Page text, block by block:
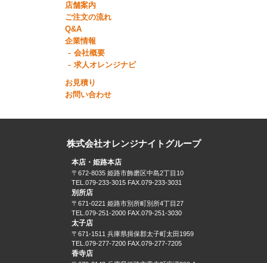
店舗案内
ご注文の流れ
Q&A
企業情報
会社概要
求人オレンジナビ
お見積り
お問い合わせ
株式会社オレンジナイトグループ
本店・姫路本店
〒672-8035 姫路市飾磨区中島2丁目10
TEL.079-233-3015 FAX.079-233-3031
別所店
〒671-0221 姫路市別所町別所4丁目27
TEL.079-251-2000 FAX.079-251-3030
太子店
〒671-1511 兵庫県揖保郡太子町太田1959
TEL.079-277-7200 FAX.079-277-7205
香寺店